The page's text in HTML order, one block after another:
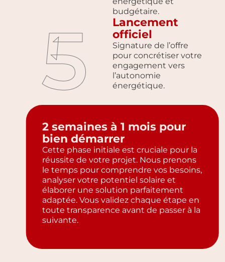
budgétaire.
5
Lancement
officiel
Signature de l’offre
pour concrétiser votre
engagement vers
l’autonomie
énergétique.
2 semaines à 1 mois pour
bien démarrer
Cette phase initiale est cruciale pour la
réussite de votre projet. Nous prenons
le temps pour comprendre vos besoins,
analyser votre potentiel solaire et
élaborer une solution parfaitement
adaptée. Vous validez chaque étape en
toute transparence avant de passer à la
suivante.